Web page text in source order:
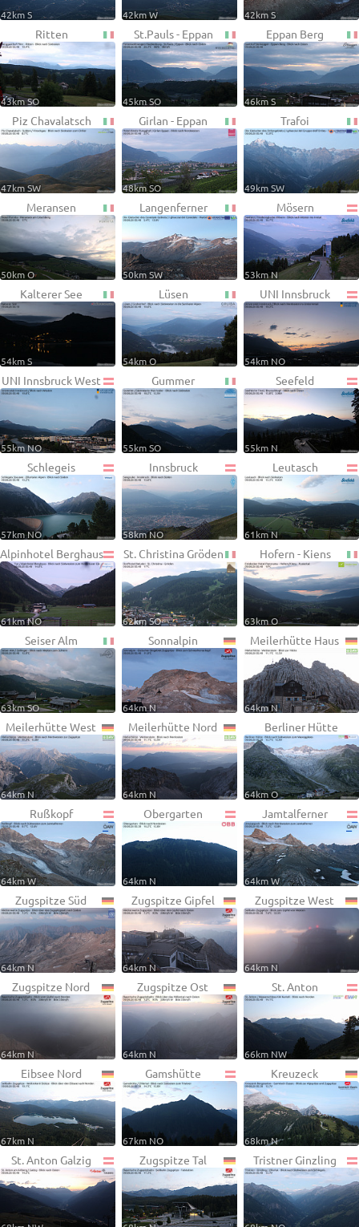
42km S 42km W 42km S
Ritten
43km SO
St.Pauls - Eppan
45km SO
Eppan Berg
46km S
Piz Chavalatsch
47km SW
Girlan - Eppan
48km SO
Trafoi
49km SW
Meransen
50km O
Langenferner
50km SW
Mösern
53km N
Kalterer See
54km S
Lüsen
54km O
UNI Innsbruck
54km NO
UNI Innsbruck West
55km NO
Gummer
55km SO
Seefeld
55km N
Schlegeis
57km NO
Innsbruck
58km NO
Leutasch
61km N
Alpinhotel Berghaus
61km NO
St. Christina Gröden
62km SO
Hofern - Kiens
63km O
Seiser Alm
63km SO
Sonnalpin
64km N
Meilerhütte Haus
64km N
Meilerhütte West
64km N
Meilerhütte Nord
64km N
Berliner Hütte
64km O
Rußkopf
64km W
Obergarten
64km N
Jamtalferner
64km W
Zugspitze Süd
64km N
Zugspitze Gipfel
64km N
Zugspitze West
64km N
Zugspitze Nord
64km N
Zugspitze Ost
64km N
St. Anton
66km NW
Eibsee Nord
67km N
Gamshütte
67km NO
Kreuzeck
68km N
St. Anton Galzig Zugspitze Tal Tristner Ginzling